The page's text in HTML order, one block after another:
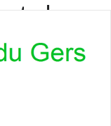
de
bio aux